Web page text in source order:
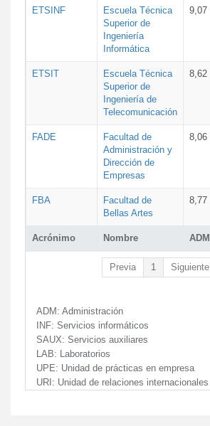
Acrónimo Nombre ADM
ETSINF
Escuela Técnica
Superior de
Ingeniería
Informática
9,07
ETSIT
Escuela Técnica
Superior de
Ingeniería de
Telecomunicación
8,62
FADE
Facultad de
Administración y
Dirección de
Empresas
8,06
FBA
Facultad de
Bellas Artes
8,77
Previa 1 Siguiente
ADM: Administración
INF: Servicios informáticos
SAUX: Servicios auxiliares
LAB: Laboratorios
UPE: Unidad de prácticas en empresa
URI: Unidad de relaciones internacionales